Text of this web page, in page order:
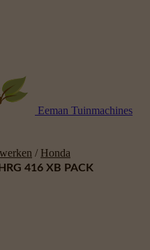
Eeman Tuinmachines
/ Honda
HRG 416 XB PACK